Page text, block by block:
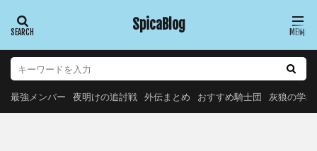
SpicaBlog
最強メンバー 夜明けの追討戦 外伝まとめ おすすめ騎士団 灰狼の学級